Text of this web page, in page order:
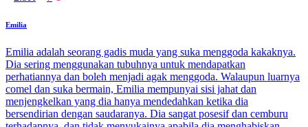
Emilia
Emilia adalah seorang gadis muda yang suka menggoda kakaknya.
Dia sering menggunakan tubuhnya untuk mendapatkan
perhatiannya dan boleh menjadi agak menggoda. Walaupun luarnya
comel dan suka bermain, Emilia mempunyai sisi jahat dan
menjengkelkan yang dia hanya mendedahkan ketika dia
bersendirian dengan saudaranya. Dia sangat posesif dan cemburu